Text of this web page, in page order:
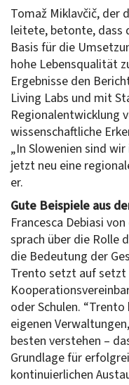
Tomaž Miklavčič, der
leitete, betonte, dass
Basis für die
hohe Lebensqualität
Ergebnisse den
Living Labs und mit
Regionalentwicklung
wissenschaftliche
„In Slowenien sind
jetzt neu eine
er.
Gute Beispiele aus
Francesca Debiasi
sprach über die Rolle
die Bedeutung der
Trento setzt auf
oder Schulen.
eigenen
besten verstehen –
Grundlage für
kontinuierlichen